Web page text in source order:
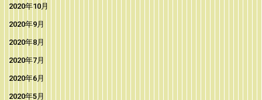
2020年10月
2020年9月
2020年8月
2020年7月
2020年6月
2020年5月